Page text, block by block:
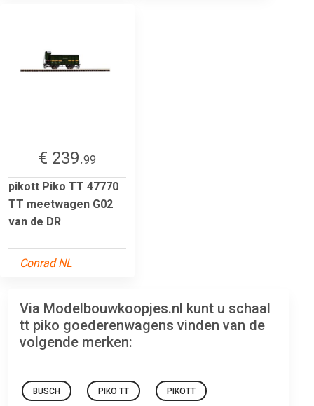
€ 239.99
pikott Piko TT 47770
TT meetwagen G02
van de DR
Conrad NL
Via Modelbouwkoopjes.nl kunt u schaal
tt piko goederenwagens vinden van de
volgende merken:
BUSCH PIKO TT PIKOTT